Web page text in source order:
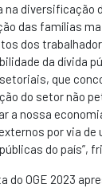
na diversificação
das famílias
dos
da dívida
que
do setor não
a nossa
por via
do país”,
do OGE 2023